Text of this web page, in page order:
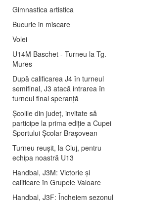
Gimnastica artistica
Bucurie in miscare
Volei
U14M Baschet - Turneu la Tg.
Mures
După calificarea J4 în turneul
semifinal, J3 atacă intrarea în
turneul final speranță
Școlile din județ, invitate să
participe la prima ediție a Cupei
Sportului Școlar Brașovean
Turneu reușit, la Cluj, pentru
echipa noastră U13
Handbal, J3M: Victorie și
calificare în Grupele Valoare
Handbal, J3F: Încheiem sezonul